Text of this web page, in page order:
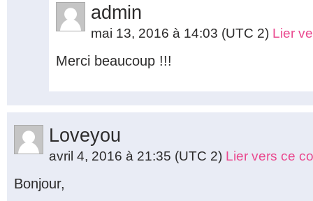
admin
mai 13, 2016 à 14:03 (UTC 2) Lier
Merci beaucoup !!!
Loveyou
avril 4, 2016 à 21:35 (UTC 2) Lier vers ce
Bonjour,